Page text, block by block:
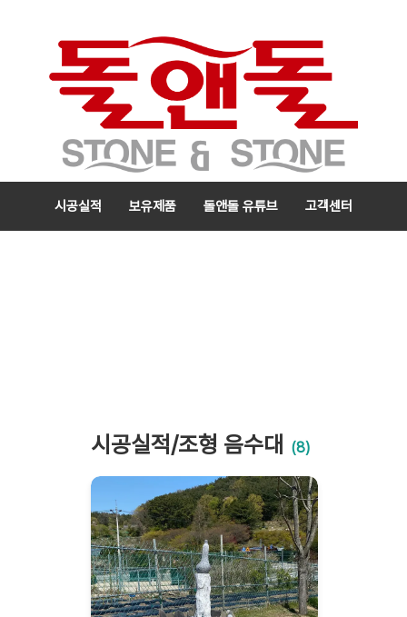
시공실적 보유제품 돌앤돌 유튜브 고객센터
시공실적/조형 음수대 (8)